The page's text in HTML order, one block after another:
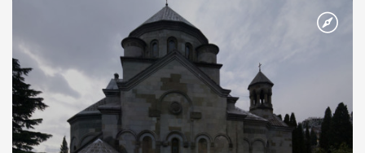
Херсонесі Володимир-язичник, став Василем-християнином.
А потім було Хрещення Русі. На честь Херсонесу Таврійського